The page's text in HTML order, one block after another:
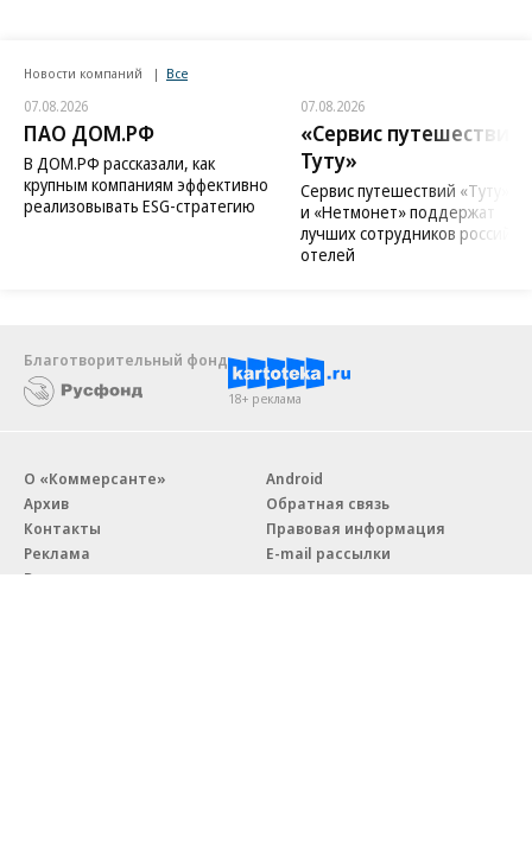
Новости компаний Все
07.08.2026
ПАО ДОМ.РФ
В ДОМ.РФ рассказали, как
крупным компаниям эффективно
реализовывать ESG-стратегию
07.08.2026
«Сервис путешествий
Туту»
Сервис путешествий «Туту»
и «Нетмонет» поддержат
лучших сотрудников
отелей
Благотворительный фонд
18+ реклама
О «Коммерсанте»
Архив
Контакты
Реклама
Вакансии
Android
Обратная связь
Правовая информация
E-mail рассылки